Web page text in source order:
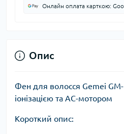
Онлайн оплата карткою:
Опис
Фен для волосся Gemei
іонізацією та AC-мотором
Короткий опис: